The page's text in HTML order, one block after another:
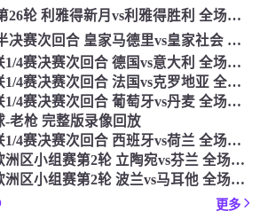
04月05日 沙特联第26轮 利雅得新月vs利雅得胜利 全场录像
04月02日 国王杯半决赛次回合 皇家马德里vs皇家社会 全场录像
03月24日 欧国联联1/4赛决赛次回合 德国vs意大利 全场录像回放
03月24日 欧国联联1/4赛决赛次回合 法国vs克罗地亚 全场录像回放
03月24日 欧国联联1/4赛决赛次回合 葡萄牙vs丹麦 全场录像回放
-老枪 完整版录像回放
03月24日 欧国联联1/4赛决赛次回合 西班牙vs荷兰 全场录像回放
03月25日 世预赛欧洲区小组赛第2轮 立陶宛vs芬兰 全场录像回放
03月25日 世预赛欧洲区小组赛第2轮 波兰vs马耳他 全场录像回放
更多